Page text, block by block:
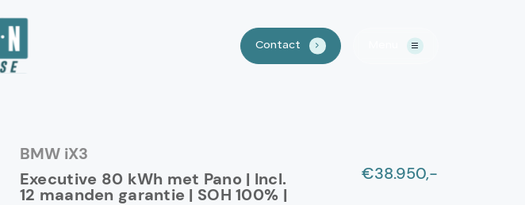
Contact .
Aanbod
BMW iX3
Executive 80 kWh met Pano | Incl.
12 maanden garantie | SOH 100% |
€38.950,-